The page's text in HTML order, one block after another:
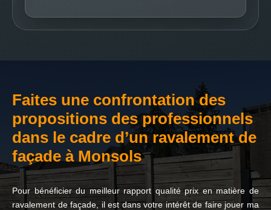
Faites une confrontation des
propositions des professionnels
dans le cadre d’un ravalement de
façade à Monsols
Pour bénéficier du meilleur rapport qualité prix en matière de
ravalement de façade, il est dans votre intérêt de faire jouer ma